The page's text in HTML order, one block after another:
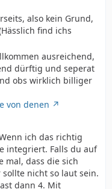
also kein Grund,
find ichs
ausreichend,
dürftig und seperat
obs wirklich billiger
von denen
ich das richtig
integriert. Falls du auf
mal, dass die sich
nicht so laut sein.
dann 4. Mit